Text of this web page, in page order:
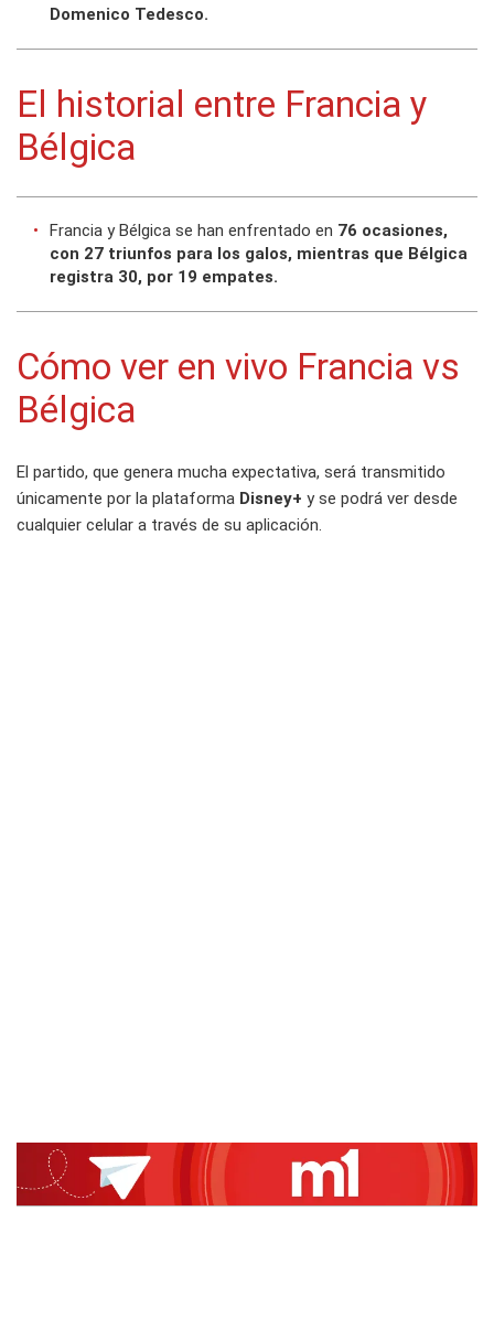
Domenico Tedesco.
El historial entre Francia y
Bélgica
Francia y Bélgica se han enfrentado en 76 ocasiones,
con 27 triunfos para los galos, mientras que Bélgica
registra 30, por 19 empates.
Cómo ver en vivo Francia vs
Bélgica
El partido, que genera mucha expectativa, será transmitido
únicamente por la plataforma Disney+ y se podrá ver desde
cualquier celular a través de su aplicación.